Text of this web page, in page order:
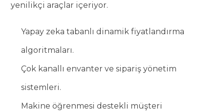
yenilikçi araçlar içeriyor.
Yapay zeka tabanlı dinamik fiyatlandırma
algoritmaları.
Çok kanallı envanter ve sipariş yönetim
sistemleri.
Makine öğrenmesi destekli müşteri